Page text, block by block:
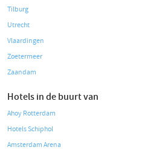
Tilburg
Utrecht
Vlaardingen
Zoetermeer
Zaandam
Hotels in de buurt van
Ahoy Rotterdam
Hotels Schiphol
Amsterdam Arena